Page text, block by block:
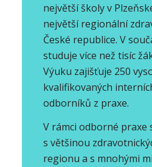
největší školy v
největší regionální
České republice. V
studuje více než tisíc
Výuku zajišťuje 250
kvalifikovaných
odborníků z praxe.
V rámci odborné praxe
s většinou
regionu a s mnohými